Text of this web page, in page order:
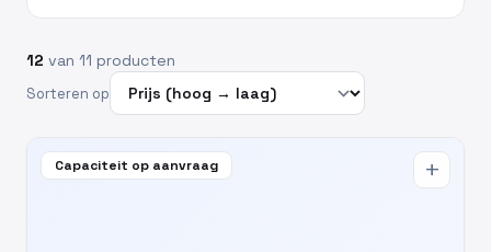
12 van 11 producten
Sorteren op
Capaciteit op aanvraag add